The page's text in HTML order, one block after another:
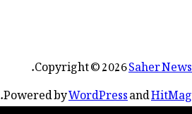
Copyright © 2026Saher News
.
Powered byWordPressandHitMag
.